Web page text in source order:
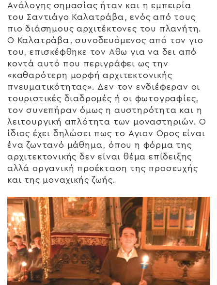
Ανάλογης σημασίας ήταν και η εμπειρία
του Σαντιάγο Καλατράβα, ενός από τους
πιο διάσημους αρχιτέκτονες του πλανήτη.
Ο Καλατράβα, συνοδευόμενος από τον γιο
του, επισκέφθηκε τον Αθω για να δει από
κοντά αυτό που περιγράφει ως την
«καθαρότερη μορφή αρχιτεκτονικής
πνευματικότητας». Δεν τον ενδιέφεραν οι
τουριστικές διαδρομές ή οι φωτογραφίες,
τον συνεπήραν όμως η αυστηρότητα και η
λειτουργική απλότητα των μοναστηριών. Ο
ίδιος έχει δηλώσει πως το Αγιον Ορος είναι
ένα ζωντανό μάθημα, όπου η φόρμα της
αρχιτεκτονικής δεν είναι θέμα επίδειξης
αλλά οργανική προέκταση της προσευχής
και της μοναχικής ζωής.